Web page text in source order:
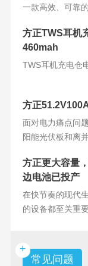
一款高效、可靠
方正TWS耳机
460mah
TWS耳机充电仓
方正
面对电力痛点问
阳能光伏板和离
方正更大容量
边电池已投产
在快节奏的现代
的设备都至关重
+
常见问题